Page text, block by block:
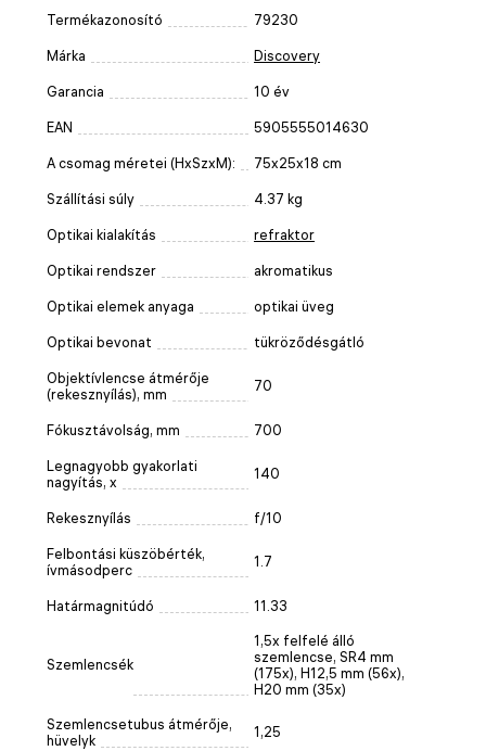
Termékazonosító 79230
Márka Discovery
Garancia 10 év
EAN 5905555014630
A csomag méretei (HxSzxM): 75x25x18 cm
Szállítási súly 4.37 kg
Optikai kialakítás refraktor
Optikai rendszer akromatikus
Optikai elemek anyaga optikai üveg
Optikai bevonat tükröződésgátló
Objektívlencse átmérője
(rekesznyílás), mm
70
Fókusztávolság, mm 700
Legnagyobb gyakorlati
nagyítás, x
140
Rekesznyílás f/10
Felbontási küszöbérték,
ívmásodperc
1.7
Határmagnitúdó 11.33
Szemlencsék
1,5х felfelé álló
szemlencse, SR4 mm
(175x), H12,5 mm (56x),
H20 mm (35x)
Szemlencsetubus átmérője,
hüvelyk
1,25